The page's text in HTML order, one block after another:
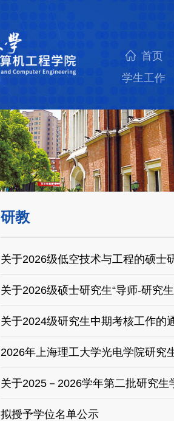
首页
学生工作
研教
关于2026级低空技术与工程的硕士
关于2026级硕士研究生“导师-研究
关于2024级研究生中期考核工作的
2026年上海理工大学光电学院研究
关于2025－2026学年第二批研究
拟授予学位名单公示